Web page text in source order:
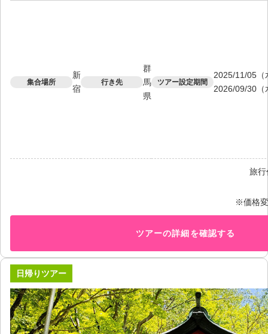
集合場所
新
宿
行き先
群
馬
県
ツアー設定期間
2025/11/05（
2026/09/30（
旅行
※価格
ツアーの詳細を確認する
日帰りツアー